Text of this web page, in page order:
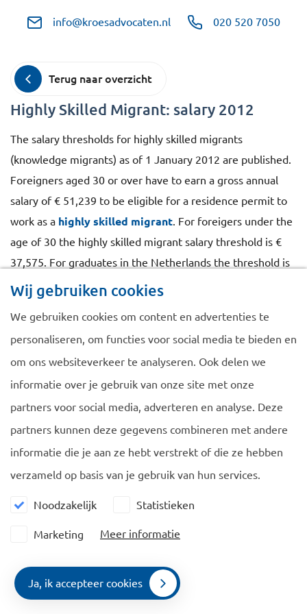
info@kroesadvocaten.nl 020 520 7050
Menu
Terug naar overzicht
Highly Skilled Migrant: salary 2012
The salary thresholds for highly skilled migrants
(knowledge migrants) as of 1 January 2012 are published.
Foreigners aged 30 or over have to earn a gross annual
salary of € 51,239 to be eligible for a residence permit to
work as a highly skilled migrant. For foreigers under the
age of 30 the highly skilled migrant salary threshold is €
37,575. For graduates in the Netherlands the threshold is
€ 26,931.
Navigatie
EU Blue Card
Familieleden
Vergelijking
Contact
Algemeen
Cookie policy
Privacy policy
De Ruijterkade 112, 1011 AB Amsterdam
Openen in Google Maps
Wij gebruiken cookies
We gebruiken cookies om content en advertenties te
personaliseren, om functies voor social media te bieden en
om ons websiteverkeer te analyseren. Ook delen we
informatie over je gebruik van onze site met onze
partners voor social media, adverteren en analyse. Deze
partners kunnen deze gegevens combineren met andere
informatie die je aan ze hebt verstrekt of die ze hebben
verzameld op basis van je gebruik van hun services.
Noodzakelijk Statistieken
Marketing Meer informatie
Ja, ik accepteer cookies